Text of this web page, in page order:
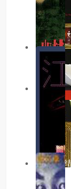
主演：任
主演：任
8.0分 hd
主演：
6.0分 完
圈套